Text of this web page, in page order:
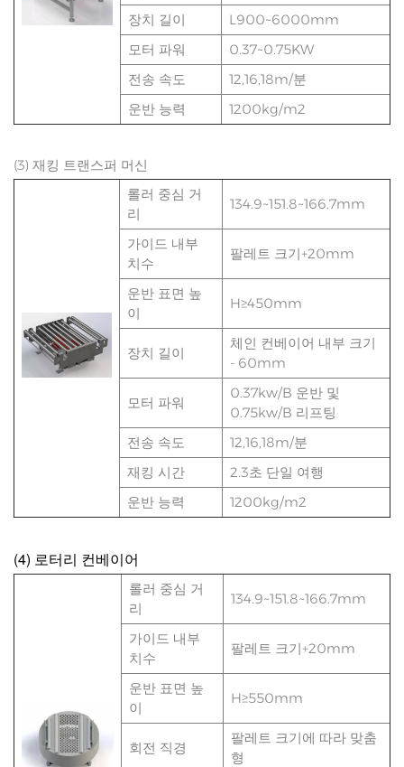
장치 길이
L900~6000mm
모터 파워
0.37~0.75KW
전송 속도
12,16,18m/분
운반 능력
1200kg/m2
(3) 재킹 트랜스퍼 머신
롤러 중심 거
리
134.9~151.8~166.7mm
가이드 내부
치수
팔레트 크기+20mm
운반 표면 높
이
H≥450mm
장치 길이
체인 컨베이어 내부 크기
- 60mm
모터 파워
0.37kw/B 운반 및
0.75kw/B 리프팅
전송 속도
12,16,18m/분
재킹 시간
2.3초 단일 여행
운반 능력
1200kg/m2
(4) 로터리 컨베이어
롤러 중심 거
리
134.9~151.8~166.7mm
가이드 내부
치수
팔레트 크기+20mm
운반 표면 높
이
H≥550mm
회전 직경
팔레트 크기에 따라 맞춤
형